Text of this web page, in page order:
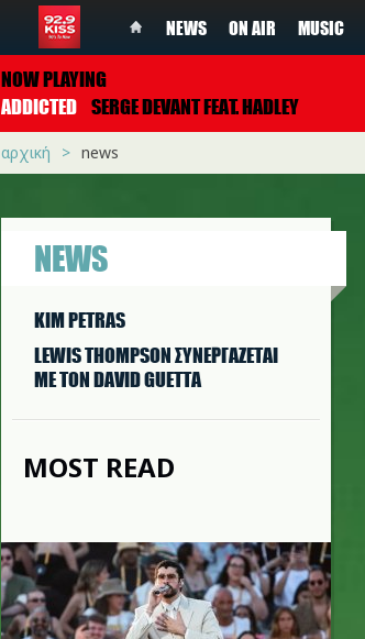
NEWS ON AIR MUSIC
NOW PLAYING
ADDICTED SERGE DEVANT FEAT. HADLEY
αρχική news
NEWS
KIM PETRAS
LEWIS THOMPSON ΣΥΝΕΡΓAΖΕΤΑΙ
ΜΕ ΤΟΝ DAVID GUETTA
MOST READ